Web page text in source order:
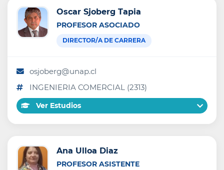
Oscar Sjoberg Tapia
PROFESOR ASOCIADO
DIRECTOR/A DE CARRERA
osjoberg@unap.cl
INGENIERIA COMERCIAL (2313)
Ver Estudios
Ana Ulloa Diaz
PROFESOR ASISTENTE